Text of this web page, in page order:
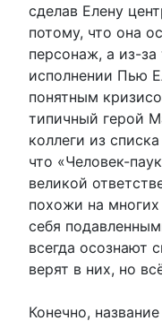
сделав Елену
потому, что она
персонаж, а из-за
исполнении Пью
понятным
типичный герой
коллеги из
что «Человек-
великой
похожи на
себя
всегда осознают
верят в них, но
Конечно,